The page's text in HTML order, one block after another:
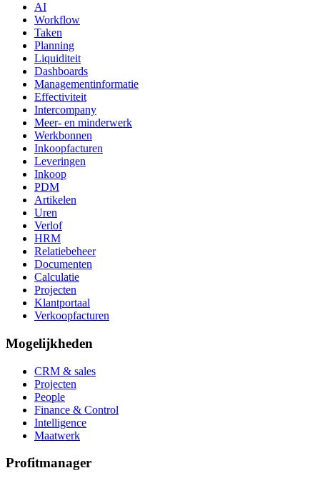
AI
Workflow
Taken
Planning
Liquiditeit
Dashboards
Managementinformatie
Effectiviteit
Intercompany
Meer- en minderwerk
Werkbonnen
Inkoopfacturen
Leveringen
Inkoop
PDM
Artikelen
Uren
Verlof
HRM
Relatiebeheer
Documenten
Calculatie
Projecten
Klantportaal
Verkoopfacturen
Mogelijkheden
CRM & sales
Projecten
People
Finance & Control
Intelligence
Maatwerk
Profitmanager